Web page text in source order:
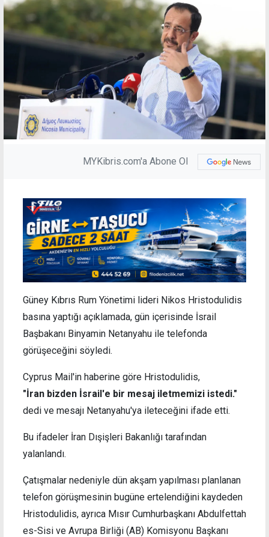
MYKibris.com'a Abone Ol
Güney Kıbrıs Rum Yönetimi lideri Nikos Hristodulidis
basına yaptığı açıklamada, gün içerisinde İsrail
Başbakanı Binyamin Netanyahu ile telefonda
görüşeceğini söyledi.
Cyprus Mail'in haberine göre Hristodulidis,
"İran bizden İsrail'e bir mesaj iletmemizi istedi."
dedi ve mesajı Netanyahu'ya ileteceğini ifade etti.
Bu ifadeler İran Dışişleri Bakanlığı tarafından
yalanlandı.
Çatışmalar nedeniyle dün akşam yapılması planlanan
telefon görüşmesinin bugüne ertelendiğini kaydeden
Hristodulidis, ayrıca Mısır Cumhurbaşkanı Abdulfettah
es-Sisi ve Avrupa Birliği (AB) Komisyonu Başkanı